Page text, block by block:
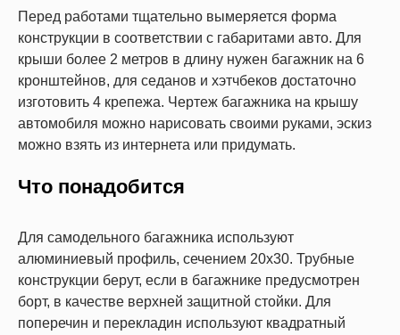
Перед работами тщательно вымеряется форма
конструкции в соответствии с габаритами авто. Для
крыши более 2 метров в длину нужен багажник на 6
кронштейнов, для седанов и хэтчбеков достаточно
изготовить 4 крепежа. Чертеж багажника на крышу
автомобиля можно нарисовать своими руками, эскиз
можно взять из интернета или придумать.
Что понадобится
Для самодельного багажника используют
алюминиевый профиль, сечением 20х30. Трубные
конструкции берут, если в багажнике предусмотрен
борт, в качестве верхней защитной стойки. Для
поперечин и перекладин используют квадратный